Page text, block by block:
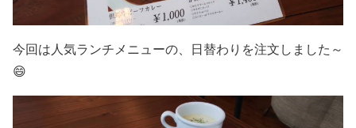
今回は人気ランチメニューの、日替わりを注文しました～
😄